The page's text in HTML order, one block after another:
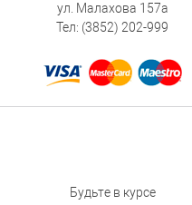
ул. Малахова 157а
Тел: (3852) 202-999
Будьте в курсе